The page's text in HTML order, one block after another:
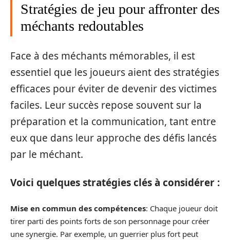
Stratégies de jeu pour affronter des
méchants redoutables
Face à des méchants mémorables, il est
essentiel que les joueurs aient des stratégies
efficaces pour éviter de devenir des victimes
faciles. Leur succès repose souvent sur la
préparation et la communication, tant entre
eux que dans leur approche des défis lancés
par le méchant.
Voici quelques stratégies clés à considérer :
Mise en commun des compétences: Chaque joueur doit
tirer parti des points forts de son personnage pour créer
une synergie. Par exemple, un guerrier plus fort peut